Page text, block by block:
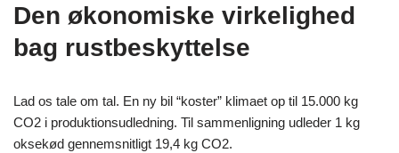
Den økonomiske virkelighed
bag rustbeskyttelse
Lad os tale om tal. En ny bil “koster” klimaet op til 15.000 kg
CO2 i produktionsudledning. Til sammenligning udleder 1 kg
oksekød gennemsnitligt 19,4 kg CO2.